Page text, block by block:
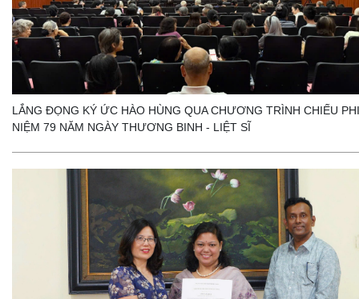
LẮNG ĐỌNG KÝ ỨC HÀO HÙNG QUA CHƯƠNG TRÌNH CHIẾU
NIỆM 79 NĂM NGÀY THƯƠNG BINH - LIỆT SĨ